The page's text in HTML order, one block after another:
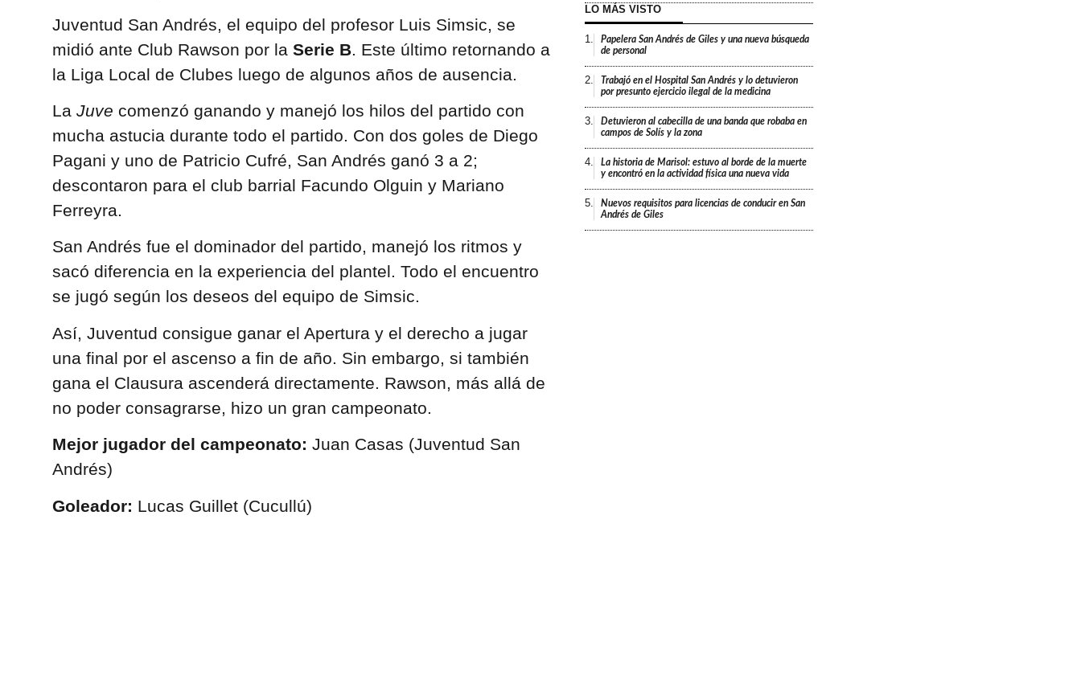
Juventud San Andrés, el equipo del profesor Luis Simsic, se
midió ante Club Rawson por la Serie B. Este último retornando a
la Liga Local de Clubes luego de algunos años de ausencia.
La Juve comenzó ganando y manejó los hilos del partido con
mucha astucia durante todo el partido. Con dos goles de Diego
Pagani y uno de Patricio Cufré, San Andrés ganó 3 a 2;
descontaron para el club barrial Facundo Olguin y Mariano
Ferreyra.
San Andrés fue el dominador del partido, manejó los ritmos y
sacó diferencia en la experiencia del plantel. Todo el encuentro
se jugó según los deseos del equipo de Simsic.
Así, Juventud consigue ganar el Apertura y el derecho a jugar
una final por el ascenso a fin de año. Sin embargo, si también
gana el Clausura ascenderá directamente. Rawson, más allá de
no poder consagrarse, hizo un gran campeonato.
Mejor jugador del campeonato: Juan Casas (Juventud San
Andrés)
Goleador: Lucas Guillet (Cucullú)
LO MÁS VISTO
1.
Papelera San Andrés de Giles y una nueva búsqueda
de personal
2.
Trabajó en el Hospital San Andrés y lo detuvieron
por presunto ejercicio ilegal de la medicina
3.
Detuvieron al cabecilla de una banda que robaba en
campos de Solís y la zona
4.
La historia de Marisol: estuvo al borde de la muerte
y encontró en la actividad física una nueva vida
5.
Nuevos requisitos para licencias de conducir en San
Andrés de Giles